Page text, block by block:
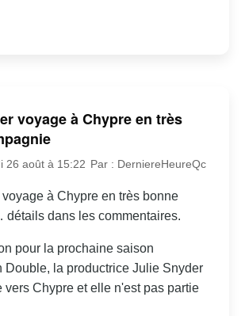
voyage à Chypre en très
26 août à 15:22 Par : DerniereHeureQc
à Chypre en très bonne
dans les commentaires.
pour la prochaine saison
Double, la productrice Julie Snyder
vers Chypre et elle n'est pas partie